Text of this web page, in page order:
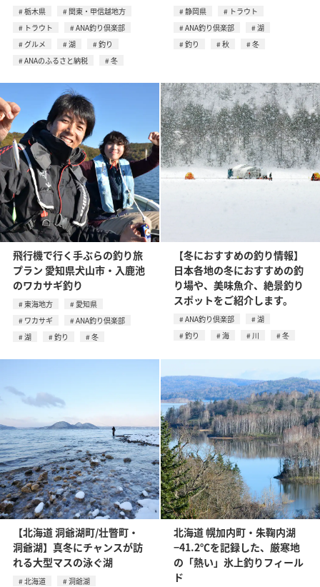
栃木県
関東・甲信越地方
トラウト
ANA釣り倶楽部
グルメ
湖
釣り
ANAのふるさと納税
冬
静岡県
トラウト
ANA釣り倶楽部
湖
釣り
秋 冬
飛行機で行く手ぶらの釣り旅
プラン 愛知県犬山市・入鹿池
のワカサギ釣り
東海地方
愛知県
ワカサギ
ANA釣り倶楽部
湖
釣り 冬
【冬におすすめの釣り情報】
日本各地の冬におすすめの釣
り場や、美味魚介、絶景釣り
スポットをご紹介します。
ANA釣り倶楽部
湖
釣り
海 川 冬
【北海道 洞爺湖町/壮瞥町・
洞爺湖】真冬にチャンスが訪
れる大型マスの泳ぐ湖
北海道
洞爺湖
北海道 幌加内町・朱鞠内湖
−41.2℃を記録した、厳寒地
の「熱い」氷上釣りフィール
ド